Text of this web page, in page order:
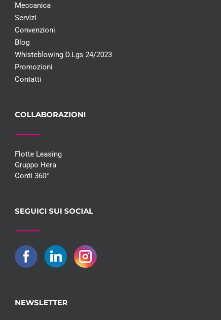
Meccanica
Servizi
Convenzioni
Blog
Whisteblowing D.Lgs 24/2023
Promozioni
Contatti
COLLABORAZIONI
Flotte Leasing
Gruppo Hera
Conti 360°
SEGUICI SUI SOCIAL
NEWSLETTER